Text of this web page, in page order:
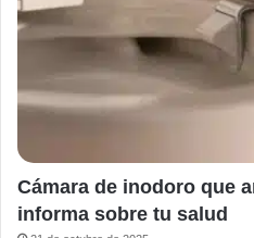
Cámara de inodoro que
informa sobre tu salud